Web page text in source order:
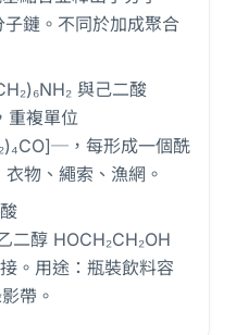
子鏈。不同於加成聚合
與己二酸
重複單位
，每形成一個酰
物、繩索、漁網。
醇 HOCH₂CH₂OH
。用途：瓶裝飲料容
帶。